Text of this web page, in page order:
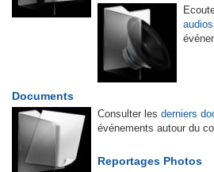
audios
Documents
Consulter les derniers
événements autour du
Reportages Photos